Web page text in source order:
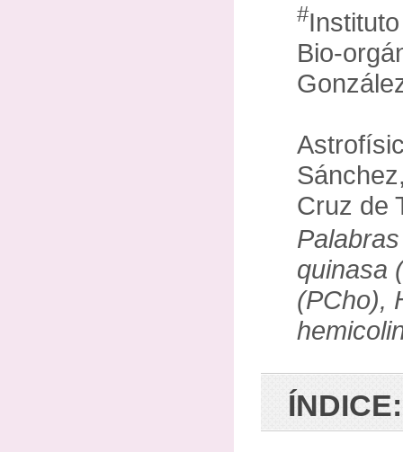
#
Bio-
Cruz de
quinasa
(PCho),
ÍNDICE: